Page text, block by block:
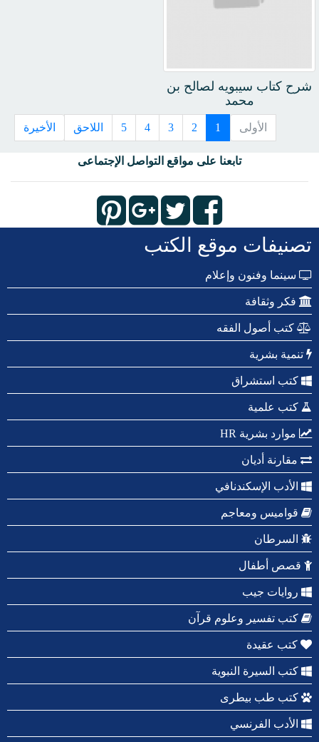
شرح كتاب سيبويه لصالح بن
محمد
الأولى 1
2
3
4
5 اللاحق الأخيرة
تابعنا على مواقع التواصل الإجتماعى
تصنيفات موقع الكتب
سينما وفنون وإعلام
فكر وثقافة
كتب أصول الفقه
تنمية بشرية
كتب استشراق
كتب علمية
موارد بشرية HR
مقارنة أديان
الأدب الإسكندنافي
قواميس ومعاجم
السرطان
قصص أطفال
روايات جيب
كتب تفسير وعلوم قرآن
كتب عقيدة
كتب السيرة النبوية
كتب طب بيطرى
الأدب الفرنسي